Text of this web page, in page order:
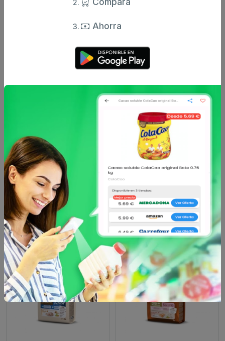
Otros productos deUltima
Ultima
Pienso de pollo para
perros adultos medium
maxi Ultima 7,5 K
desde
33 €
Ultima
Pienso de pollo para
perro adulto mini Ultima
desde
8.99 €
Ahorra